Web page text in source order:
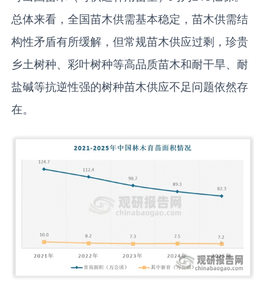
总体来看，全国苗木供需基本稳定，苗木供需结
构性矛盾有所缓解，但常规苗木供应过剩，珍贵
乡土树种、彩叶树种等高品质苗木和耐干旱、耐
盐碱等抗逆性强的树种苗木供应不足问题依然存
在。